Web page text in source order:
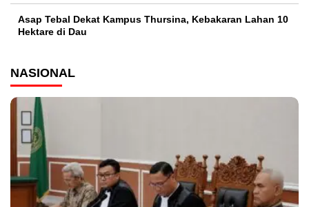
Asap Tebal Dekat Kampus Thursina, Kebakaran Lahan 10
Hektare di Dau
NASIONAL